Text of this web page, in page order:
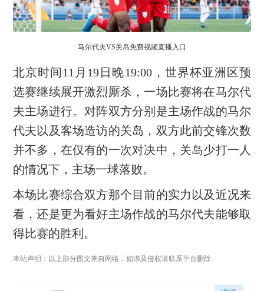
马尔代夫VS关岛免费视频直播入口
北京时间11月19日晚19:00，世界杯亚洲区预
选赛继续展开激烈厮杀，一场比赛将在马尔代
夫主场进行。对阵双方分别是主场作战的马尔
代夫以及客场造访的关岛，双方此前交锋次数
并不多，在仅有的一次对决中，关岛少打一人
的情况下，主场一球落败。
本场比赛综合双方那个目前的实力以及近况来
看，还是更为看好主场作战的马尔代夫能够取
得比赛的胜利。
本站声明：以上部分图文来自网络，如涉及侵权请联系平台删除